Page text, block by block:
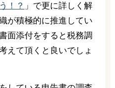
！？ 」で更に詳しく解
が積極的に推進してい
面添付をすると税務調
えて頂くと良いでしょ